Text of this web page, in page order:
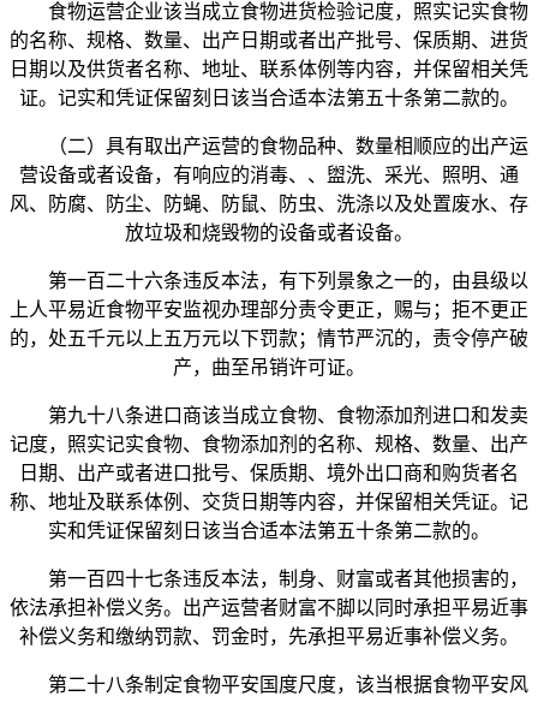
食物运营企业该当成立食物进货检验记度，照实记实食物
的名称、规格、数量、出产日期或者出产批号、保质期、进货
日期以及供货者名称、地址、联系体例等内容，并保留相关凭
证。记实和凭证保留刻日该当合适本法第五十条第二款的。
（二）具有取出产运营的食物品种、数量相顺应的出产运
营设备或者设备，有响应的消毒、、盥洗、采光、照明、通
风、防腐、防尘、防蝇、防鼠、防虫、洗涤以及处置废水、存
放垃圾和烧毁物的设备或者设备。
第一百二十六条违反本法，有下列景象之一的，由县级以
上人平易近食物平安监视办理部分责令更正，赐与；拒不更正
的，处五千元以上五万元以下罚款；情节严沉的，责令停产破
产，曲至吊销许可证。
第九十八条进口商该当成立食物、食物添加剂进口和发卖
记度，照实记实食物、食物添加剂的名称、规格、数量、出产
日期、出产或者进口批号、保质期、境外出口商和购货者名
称、地址及联系体例、交货日期等内容，并保留相关凭证。记
实和凭证保留刻日该当合适本法第五十条第二款的。
第一百四十七条违反本法，制身、财富或者其他损害的，
依法承担补偿义务。出产运营者财富不脚以同时承担平易近事
补偿义务和缴纳罚款、罚金时，先承担平易近事补偿义务。
第二十八条制定食物平安国度尺度，该当根据食物平安风